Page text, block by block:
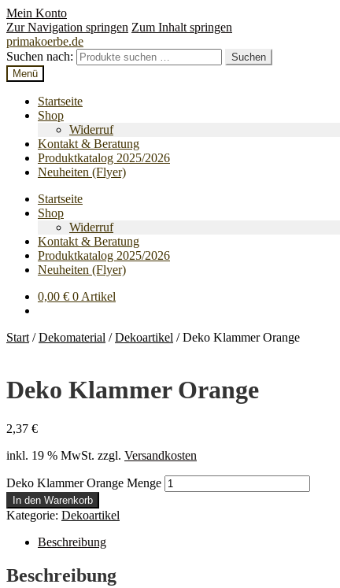
Mein Konto
Zur Navigation springen Zum Inhalt springen
primakoerbe.de
Suchen nach:
Suchen
Menü
Startseite
Shop
Widerruf
Kontakt & Beratung
Produktkatalog 2025/2026
Neuheiten (Flyer)
Startseite
Shop
Widerruf
Kontakt & Beratung
Produktkatalog 2025/2026
Neuheiten (Flyer)
0,00 € 0 Artikel
Start /Dekomaterial /Dekoartikel /Deko Klammer Orange
Deko Klammer Orange
2,37 €
inkl. 19 % MwSt. zzgl. Versandkosten
Deko Klammer Orange Menge
In den Warenkorb
Kategorie: Dekoartikel
Beschreibung
Beschreibung